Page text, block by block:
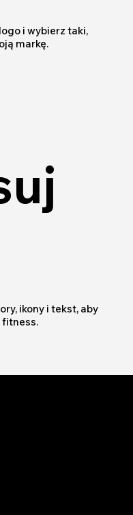
i wybierz taki,
markę.
ikony i tekst, aby
fitness.